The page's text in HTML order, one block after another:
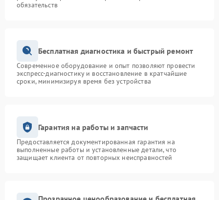
обязательств
Бесплатная диагностика и быстрый ремонт
Современное оборудование и опыт позволяют провести
экспресс-диагностику и восстановление в кратчайшие
сроки, минимизируя время без устройства
Гарантия на работы и запчасти
Предоставляется документированная гарантия на
выполненные работы и установленные детали, что
защищает клиента от повторных неисправностей